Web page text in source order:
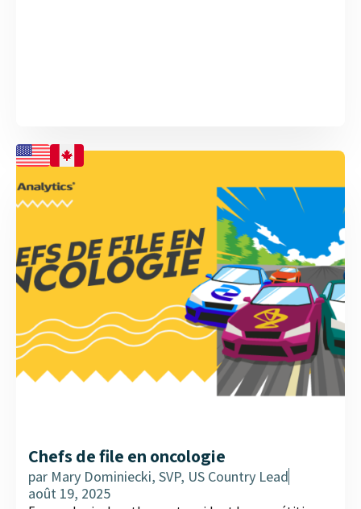
Chefs de file en oncologie
par Mary Dominiecki, SVP, US Country Lead
août 19, 2025